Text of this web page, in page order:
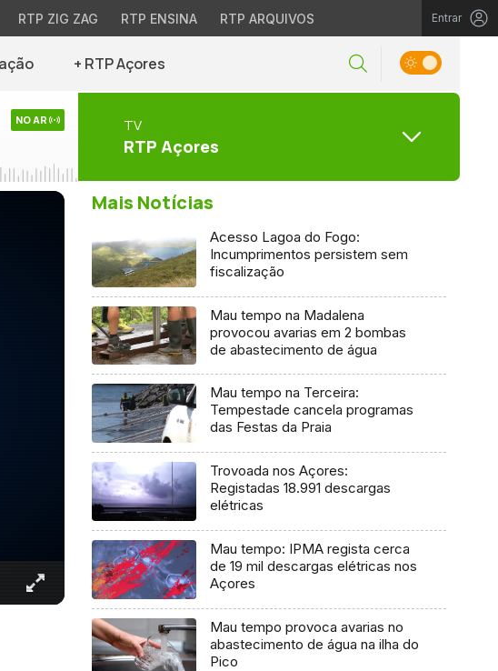
RTP ZIG ZAG RTP ENSINA RTP ARQUIVOS Entrar
+ RTP Açores
NO AR TV
RTP Açores
Mais Notícias
Acesso Lagoa do Fogo:
Incumprimentos persistem sem
fiscalização
Mau tempo na Madalena
provocou avarias em 2 bombas
de abastecimento de água
Mau tempo na Terceira:
Tempestade cancela programas
das Festas da Praia
Trovoada nos Açores:
Registadas 18.991 descargas
elétricas
Mau tempo: IPMA regista cerca
de 19 mil descargas elétricas nos
Açores
Mau tempo provoca avarias no
abastecimento de água na ilha do
Pico